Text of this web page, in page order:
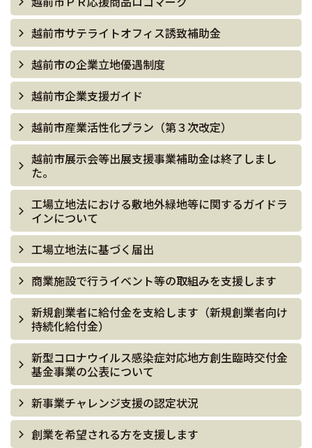
越前市サテライトオフィス誘致補助金
越前市の企業立地優遇制度
越前市企業支援ガイド
越前市産業活性化プラン（第３次改定）
越前市展示会等出展支援事業補助金は終了しまし
た。
工場立地法における敷地外緑地等に関するガイドラ
インについて
工場立地法に基づく届出
商業施設で行うイベント等の取組みを支援します
新規創業者に給付金を支給します（新規創業者向け
持続化給付金）
新型コロナウイルス感染症対応地方創生臨時交付金
基金事業の公表について
新事業チャレンジ支援の認定状況
創業を希望される方を支援します